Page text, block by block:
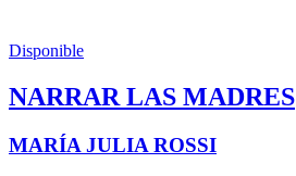
Disponible
NARRAR LAS MADRES
MARÍA JULIA ROSSI